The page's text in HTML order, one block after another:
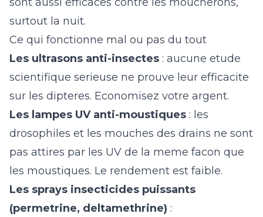
surtout la nuit.
Ce qui fonctionne mal ou pas du tout
Les ultrasons anti-insectes : aucune etude
scientifique serieuse ne prouve leur efficacite
sur les dipteres. Economisez votre argent.
Les lampes UV anti-moustiques : les
drosophiles et les mouches des drains ne sont
pas attires par les UV de la meme facon que
les moustiques. Le rendement est faible.
Les sprays insecticides puissants
(permetrine, deltamethrine) :